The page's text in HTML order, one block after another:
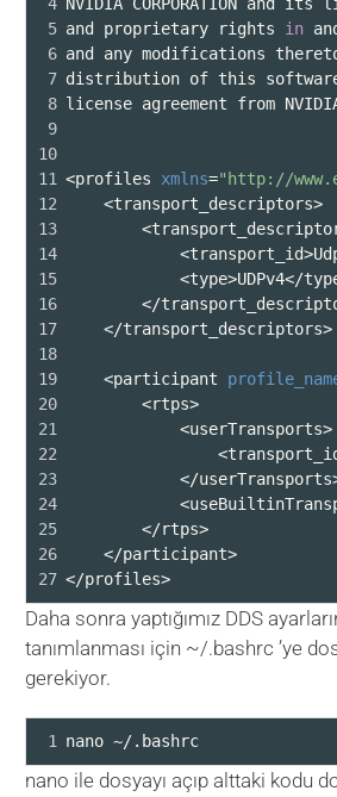
4 NVIDIA CORPORATION
5 and proprietary rights in
6 and any modifications
7 distribution of this software
8 license agreement from
9
10
11 <profiles xmlns="http://
12
    <transport_descriptors>
13
14
15
<type>UDPv4</
16
</
17
    </transport_descriptors>
18
19
    <participant
20
        <rtps>
21
            <userTransports>
22
23
</
24
25
        </rtps>
26
    </participant>
27 </profiles>
Daha sonra yaptığımız DDS
tanımlanması için ~/.bashrc ’ye
gerekiyor.
1 nano ~/.bashrc
nano ile dosyayı açıp alttaki kodu